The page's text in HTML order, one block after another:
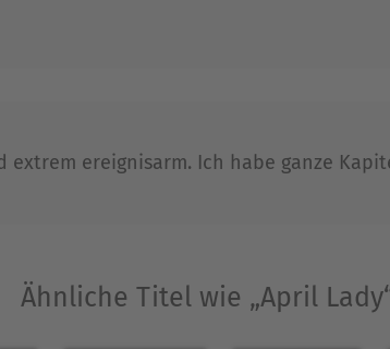
extrem ereignisarm. Ich habe ganze
Ähnliche Titel wie „April